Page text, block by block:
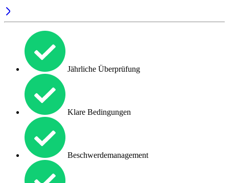
Jährliche Überprüfung
Klare Bedingungen
Beschwerdemanagement